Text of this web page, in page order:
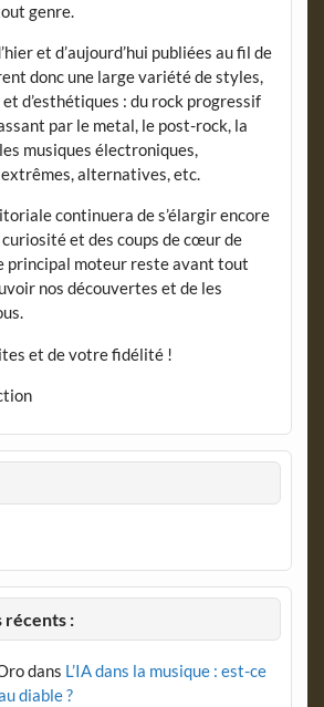
genre.
et d’aujourd’hui publiées au fil de
donc une large variété de styles,
d’esthétiques : du rock progressif
par le metal, le post-rock, la
musiques électroniques,
alternatives, etc.
continuera de s’élargir encore
et des coups de cœur de
principal moteur reste avant tout
nos découvertes et de les
et de votre fidélité !
récents :
dans L’IA dans la musique : est-ce
diable ?